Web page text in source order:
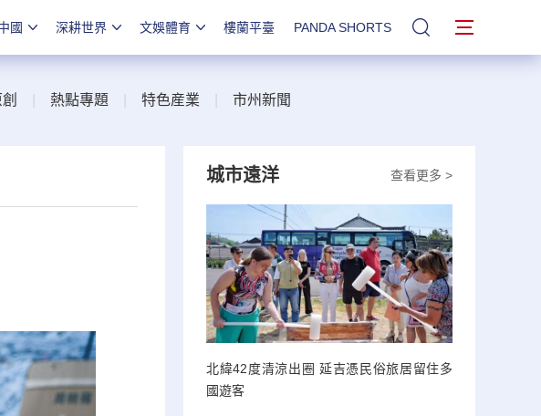
國 深耕世界 文娛體育 樓蘭平臺 PANDA SHORTS 站內搜索
熱點專題 特色産業 市州新聞
查看更多 >
城市遠洋
北緯42度清涼出圈 延吉憑民俗旅居留住多
國遊客